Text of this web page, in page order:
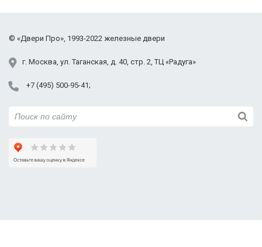
г. Москва, ул. Таганская, д. 40, стр. 2, ТЦ «Радуга»
+7 (495) 500-95-41
© «Двери Про», 1993-2022 железные двери